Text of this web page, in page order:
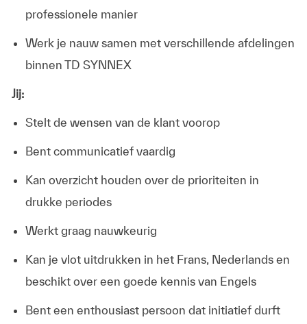
professionele manier
Werk je nauw samen met verschillende afdelingen
binnen TD SYNNEX
Jij:
Stelt de wensen van de klant voorop
Bent communicatief vaardig
Kan overzicht houden over de prioriteiten in
drukke periodes
Werkt graag nauwkeurig
Kan je vlot uitdrukken in het Frans, Nederlands en
beschikt over een goede kennis van Engels
Bent een enthousiast persoon dat initiatief durft